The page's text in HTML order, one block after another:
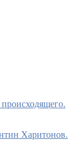
Харитонов.